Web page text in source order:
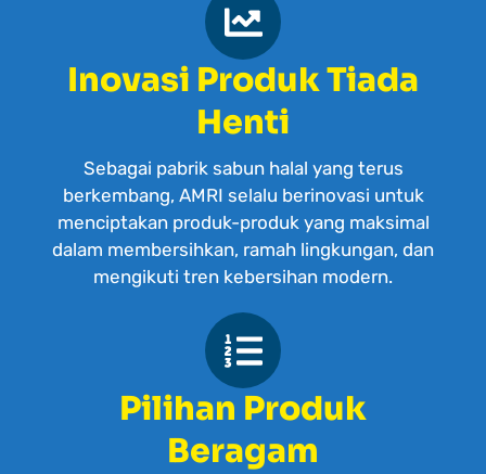
Inovasi Produk Tiada
Henti
Sebagai pabrik sabun halal yang terus
berkembang, AMRI selalu berinovasi untuk
menciptakan produk-produk yang maksimal
dalam membersihkan, ramah lingkungan, dan
mengikuti tren kebersihan modern.
Pilihan Produk
Beragam